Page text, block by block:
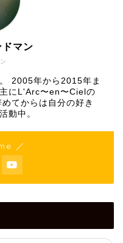
マン
2005年から2015年ま
にL'Arc〜en〜Cielの
てからは自分の好き
動中。
／